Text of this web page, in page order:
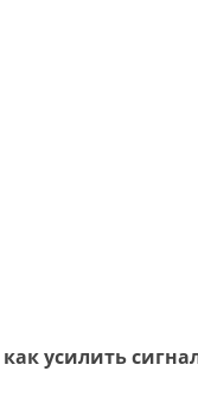
как усилить